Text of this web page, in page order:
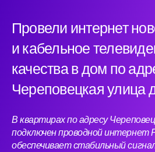
Провели интернет
и кабельное
качества в дом по
Череповецкая улица
В квартирах по адресу
подключен проводной интернет
обеспечивает стабильный